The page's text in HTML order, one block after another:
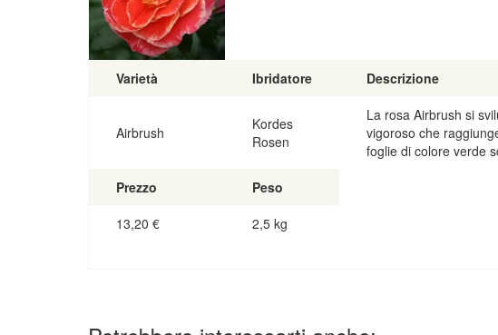
Varietà Ibridatore Descrizione
Airbrush
Kordes
Rosen
La rosa Airbrush si
vigoroso che
foglie di colore verde
Prezzo
Peso
13,20 € 2,5 kg